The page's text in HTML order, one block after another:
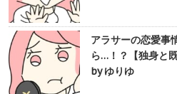
アラサーの恋愛事
ら…！？【独身と
by ゆりゆ